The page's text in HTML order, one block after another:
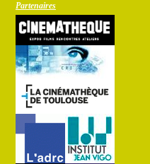
Partenaires